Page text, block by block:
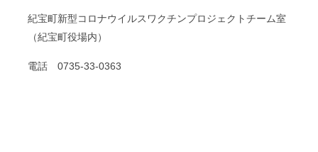
紀宝町新型コロナウイルスワクチンプロジェクトチーム室
（紀宝町役場内）
電話 0735-33-0363